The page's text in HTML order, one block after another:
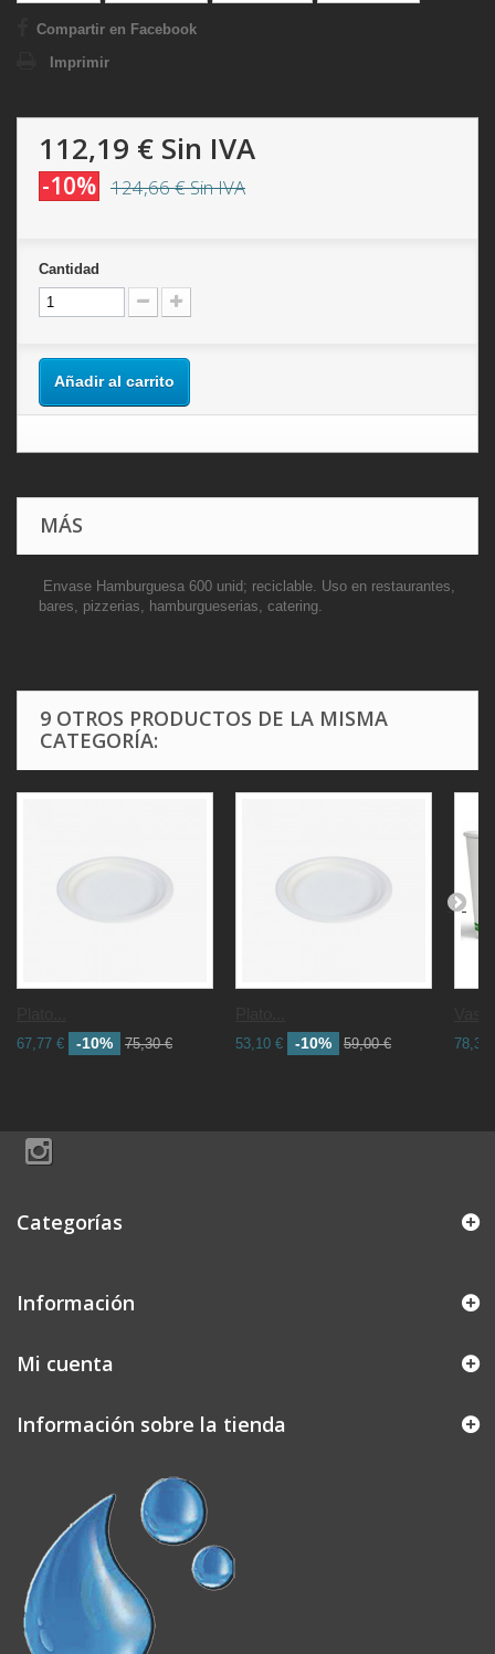
Compartir en Facebook
Imprimir
112,19 € Sin IVA
-10% 124,66 €Sin IVA
Cantidad
Añadir al carrito
MÁS
Envase Hamburguesa 600 unid; reciclable. Uso en restaurantes,
bares, pizzerias, hamburgueserias, catering.
9 OTROS PRODUCTOS DE LA MISMA
CATEGORÍA:
67,77 € -10% 75,30 € 53,10 € -10% 59,00 € 78,30
Categorías
Información
Mi cuenta
Información sobre la tienda